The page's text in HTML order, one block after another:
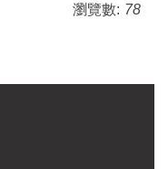
瀏覽數: 78